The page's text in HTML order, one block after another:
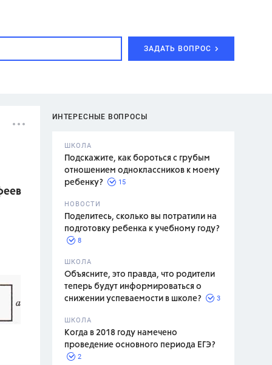
ЗАДАТЬ ВОПРОС
ИНТЕРЕСНЫЕ ВОПРОСЫ
ШКОЛА
Подскажите, как бороться с грубым
отношением одноклассников к моему
ребенку?
15
НОВОСТИ
Поделитесь, сколько вы потратили на
подготовку ребенка к учебному году?
8
ШКОЛА
Объясните, это правда, что родители
теперь будут информироваться о
снижении успеваемости в школе?
3
ШКОЛА
Когда в 2018 году намечено
проведение основного периода ЕГЭ?
2